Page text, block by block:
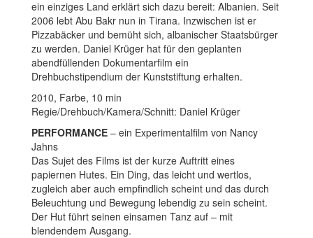
ein einziges Land erklärt sich dazu bereit: Albanien. Seit
2006 lebt Abu Bakr nun in Tirana. Inzwischen ist er
Pizzabäcker und bemüht sich, albanischer Staatsbürger
zu werden. Daniel Krüger hat für den geplanten
abendfüllenden Dokumentarfilm ein
Drehbuchstipendium der Kunststiftung erhalten.
2010, Farbe, 10 min
Regie/Drehbuch/Kamera/Schnitt: Daniel Krüger
PERFORMANCE – ein Experimentalfilm von Nancy
Jahns
Das Sujet des Films ist der kurze Auftritt eines
papiernen Hutes. Ein Ding, das leicht und wertlos,
zugleich aber auch empfindlich scheint und das durch
Beleuchtung und Bewegung lebendig zu sein scheint.
Der Hut führt seinen einsamen Tanz auf – mit
blendendem Ausgang.